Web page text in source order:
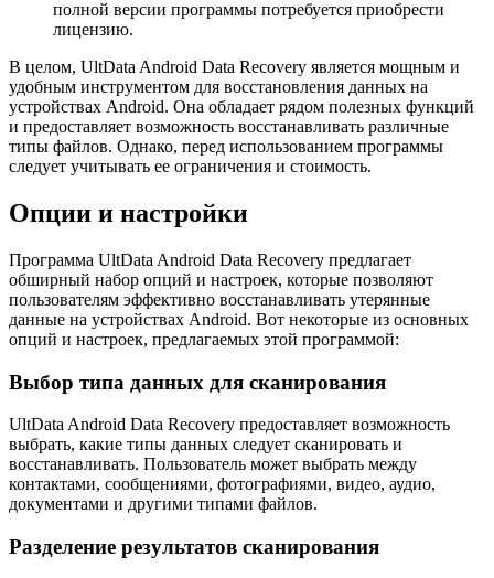
полной версии программы потребуется приобрести
лицензию.
В целом, UltData Android Data Recovery является мощным и
удобным инструментом для восстановления данных на
устройствах Android. Она обладает рядом полезных функций
и предоставляет возможность восстанавливать различные
типы файлов. Однако, перед использованием программы
следует учитывать ее ограничения и стоимость.
Опции и настройки
Программа UltData Android Data Recovery предлагает
обширный набор опций и настроек, которые позволяют
пользователям эффективно восстанавливать утерянные
данные на устройствах Android. Вот некоторые из основных
опций и настроек, предлагаемых этой программой:
Выбор типа данных для сканирования
UltData Android Data Recovery предоставляет возможность
выбрать, какие типы данных следует сканировать и
восстанавливать. Пользователь может выбрать между
контактами, сообщениями, фотографиями, видео, аудио,
документами и другими типами файлов.
Разделение результатов сканирования